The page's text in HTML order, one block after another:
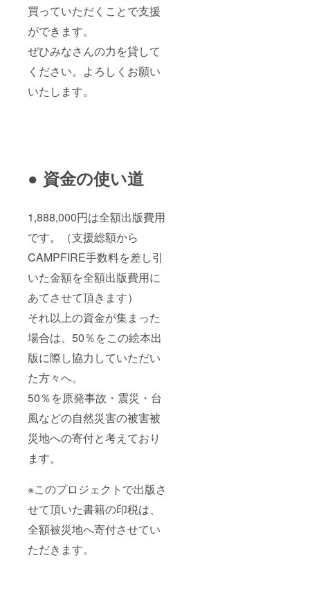
買っていただくことで支援
ができます。
ぜひみなさんの力を貸して
ください。よろしくお願い
いたします。
● 資金の使い道
1,888,000円は全額出版費用
です。（支援総額から
CAMPFIRE手数料を差し引
いた金額を全額出版費用に
あてさせて頂きます）
それ以上の資金が集まった
場合は、50％をこの絵本出
版に際し協力していただい
た方々へ。
50％を原発事故・震災・台
風などの自然災害の被害被
災地への寄付と考えており
ます。
※このプロジェクトで出版さ
せて頂いた書籍の印税は、
全額被災地へ寄付させてい
ただきます。